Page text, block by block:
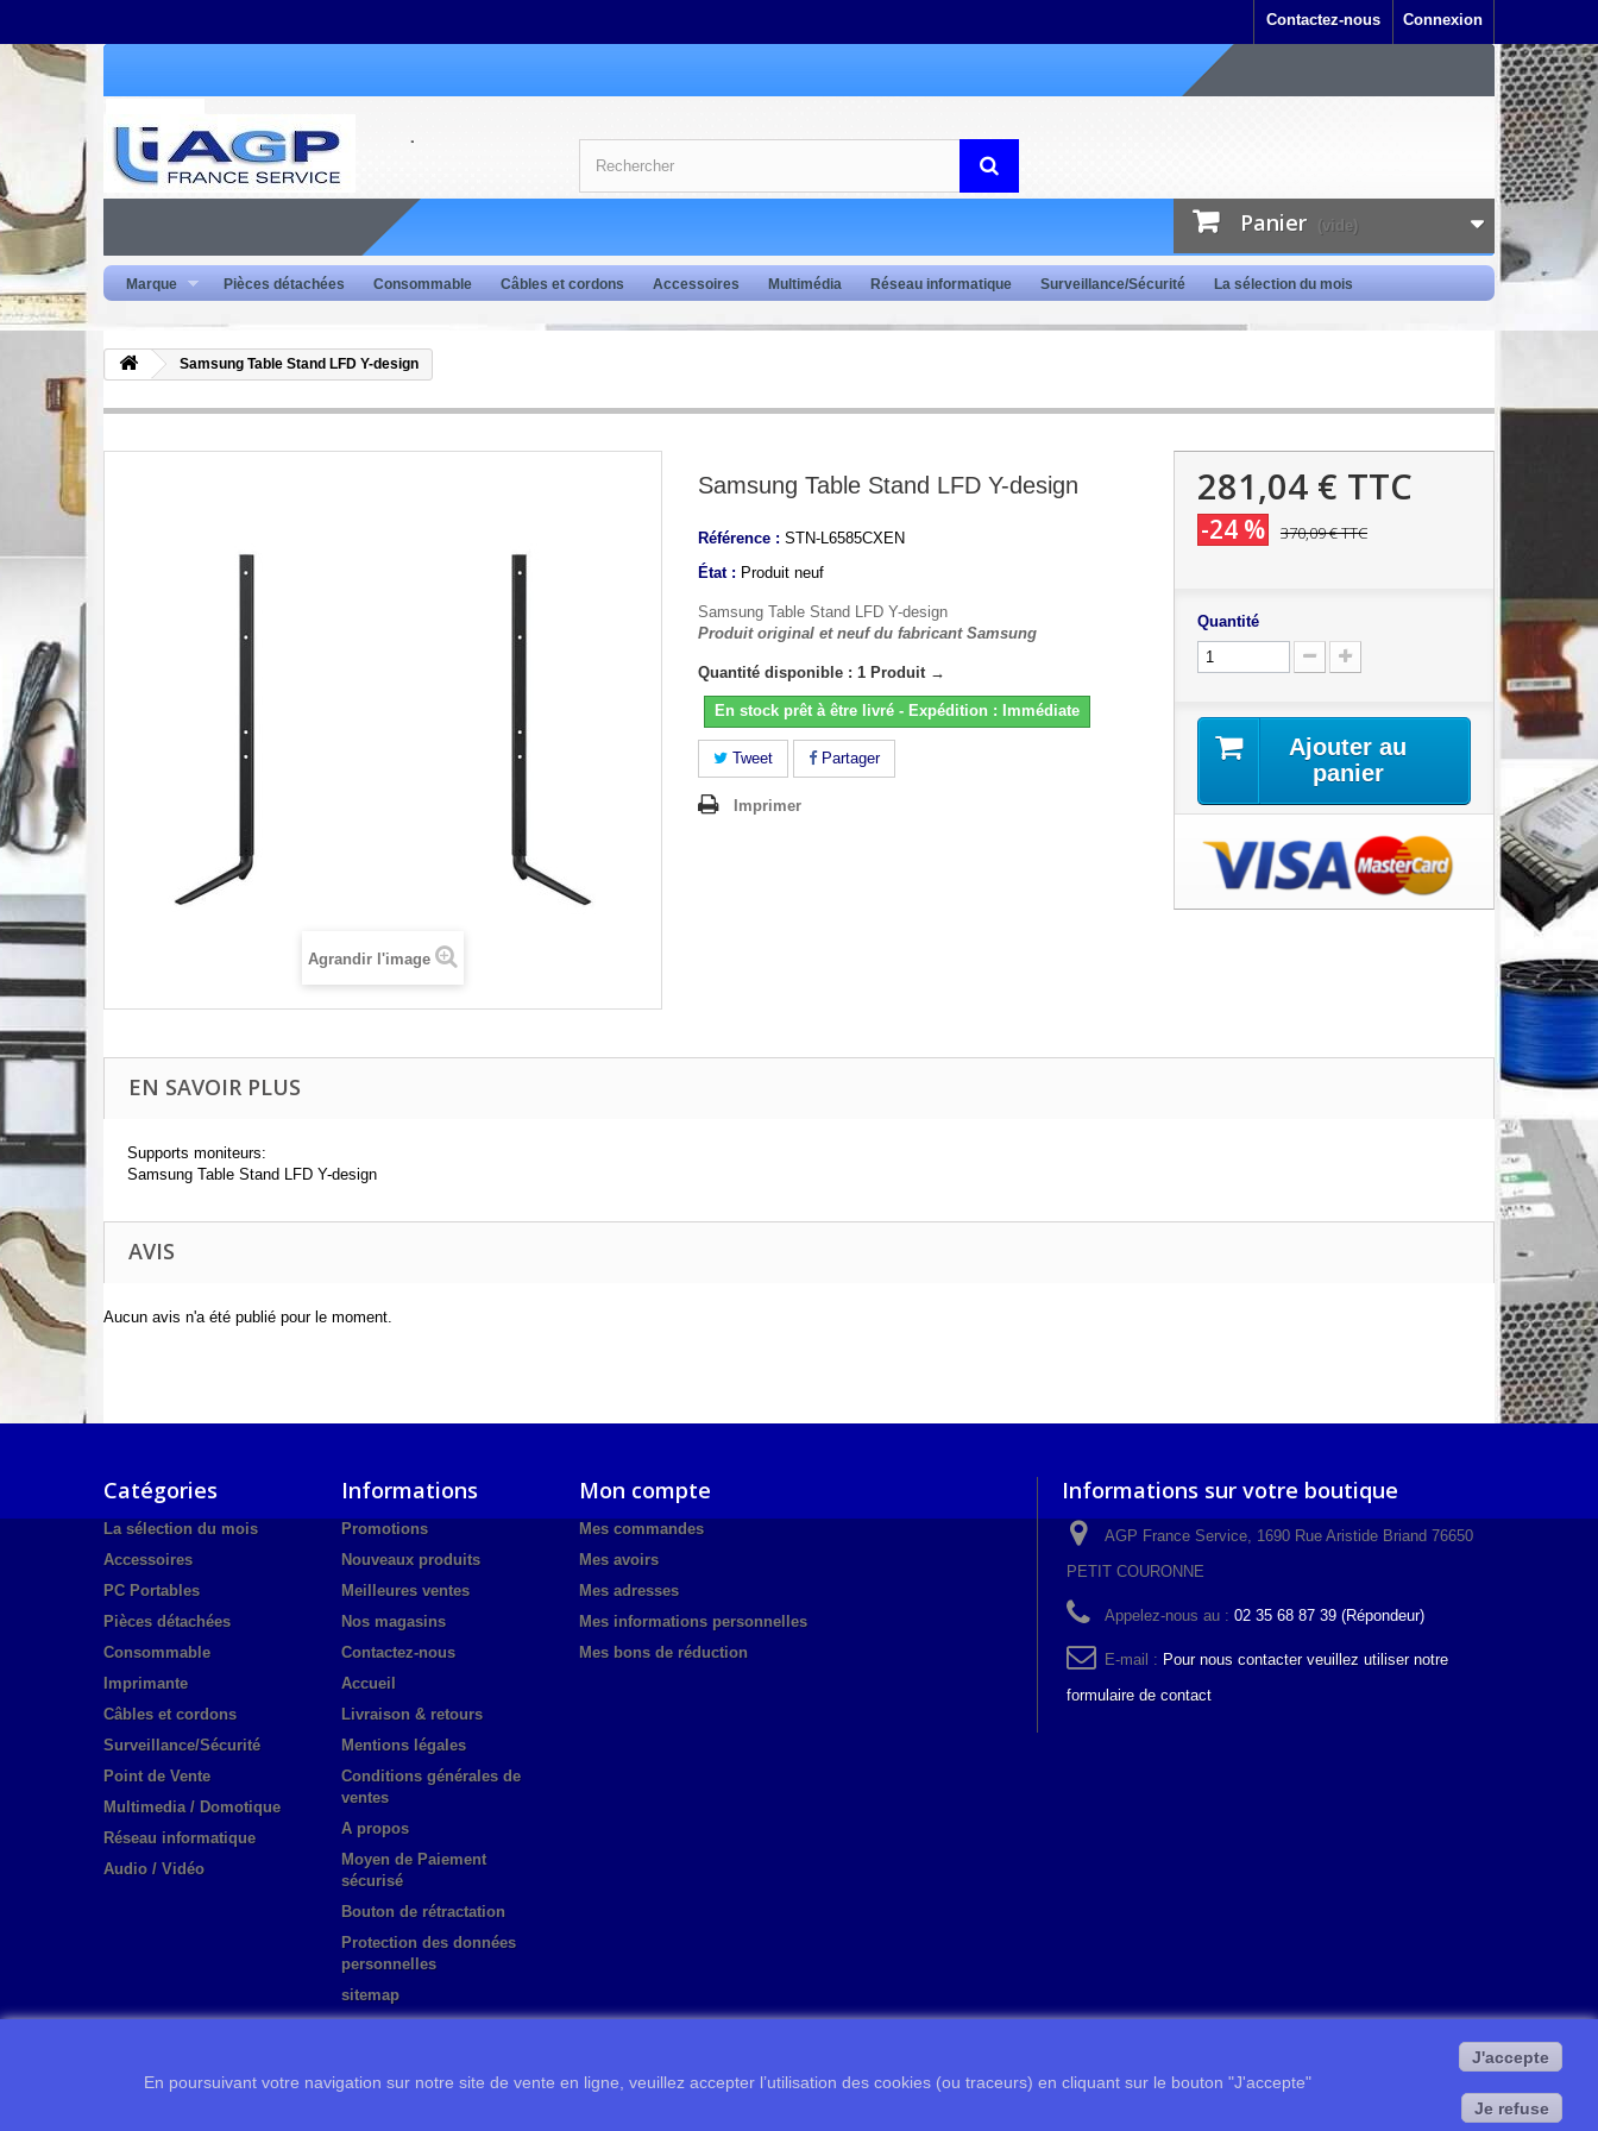
Connexion
Contactez-nous
Panier (vide)
Marque Pièces détachées Consommable Câbles et cordons Accessoires Multimédia Réseau informatique Surveillance/Sécurité La sélection du mois
Samsung Table Stand LFD Y-design
Agrandir l'image
Samsung Table Stand LFD Y-design
Référence : STN-L6585CXEN
État : Produit neuf
Samsung Table Stand LFD Y-design
Produit original et neuf du fabricant Samsung
Quantité disponible : 1 Produit →
En stock prêt à être livré - Expédition : Immédiate
Tweet Partager
Imprimer
281,04 € TTC
-24 % 370,09 €TTC
Quantité
Ajouter au
panier
EN SAVOIR PLUS
Supports moniteurs:
Samsung Table Stand LFD Y-design
AVIS
Aucun avis n'a été publié pour le moment.
Catégories
La sélection du mois
Accessoires
PC Portables
Pièces détachées
Consommable
Imprimante
Câbles et cordons
Surveillance/Sécurité
Point de Vente
Multimedia / Domotique
Réseau informatique
Audio / Vidéo
Informations
Promotions
Nouveaux produits
Meilleures ventes
Nos magasins
Contactez-nous
Accueil
Livraison & retours
Mentions légales
Conditions générales de
ventes
A propos
Moyen de Paiement
sécurisé
Bouton de rétractation
Protection des données
personnelles
sitemap
Mon compte
Mes commandes
Mes avoirs
Mes adresses
Mes informations personnelles
Mes bons de réduction
Informations sur votre boutique
AGP France Service, 1690 Rue Aristide Briand 76650
PETIT COURONNE
Appelez-nous au : 02 35 68 87 39 (Répondeur)
E-mail : Pour nous contacter veuillez utiliser notre
formulaire de contact
En poursuivant votre navigation sur notre site de vente en ligne, veuillez accepter l’utilisation des cookies (ou traceurs) en cliquant sur le bouton "J'accepte"
J'accepte
Je refuse